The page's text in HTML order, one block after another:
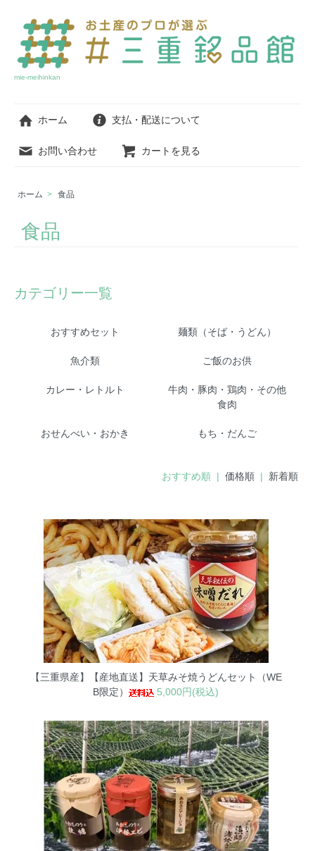
mie-meihinkan
ホーム 支払・配送について
お問い合わせ カートを見る
ホーム > 食品
食品
カテゴリー一覧
おすすめセット 麺類（そば・うどん）
魚介類 ご飯のお供
カレー・レトルト
牛肉・豚肉・鶏肉・その他
食肉
おせんべい・おかき もち・だんご
おすすめ順 | 価格順| 新着順
【三重県産】【産地直送】天草みそ焼うどんセット（WE
B限定）
5,000円(税込)